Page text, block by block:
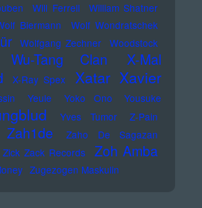
Will Ferrell
William Shatner
Biermann Wolf Wondratschek
Wolfgang Zechner
Woodstock
Wu-Tang Clan
X-Mal
X-Ray Spex Xatar Xavier
Yeule Yoko Ono
Yousuke
Yves Tumor
Z-Pain
Zah1de
Zaho De Sagazan
Zick Zack Records Zoh Amba
Zugezogen Maskulin